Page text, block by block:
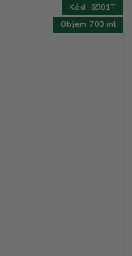
Objem 700 ml
Kód: 6901T